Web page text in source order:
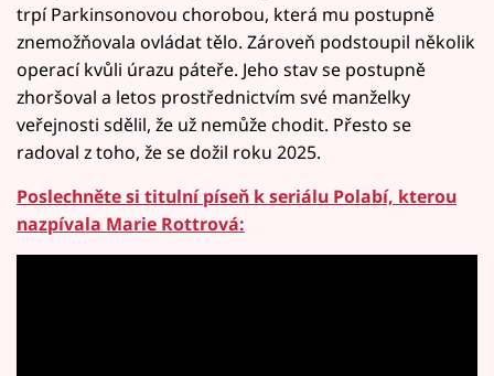
trpí Parkinsonovou chorobou, která mu postupně
znemožňovala ovládat tělo. Zároveň podstoupil několik
operací kvůli úrazu páteře. Jeho stav se postupně
zhoršoval a letos prostřednictvím své manželky
veřejnosti sdělil, že už nemůže chodit. Přesto se
radoval z toho, že se dožil roku 2025.
Poslechněte si titulní píseň k seriálu Polabí, kterou
nazpívala Marie Rottrová: